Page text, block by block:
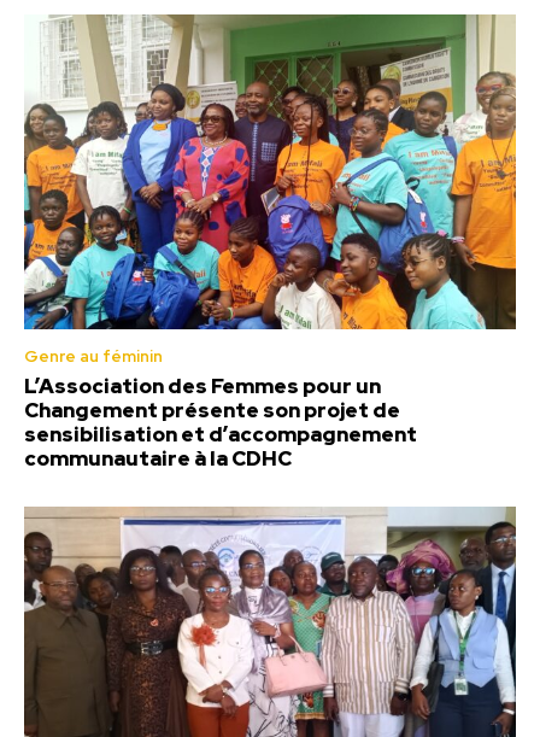
Genre au féminin
L’Association des Femmes pour un
Changement présente son projet de
sensibilisation et d’accompagnement
communautaire à la CDHC